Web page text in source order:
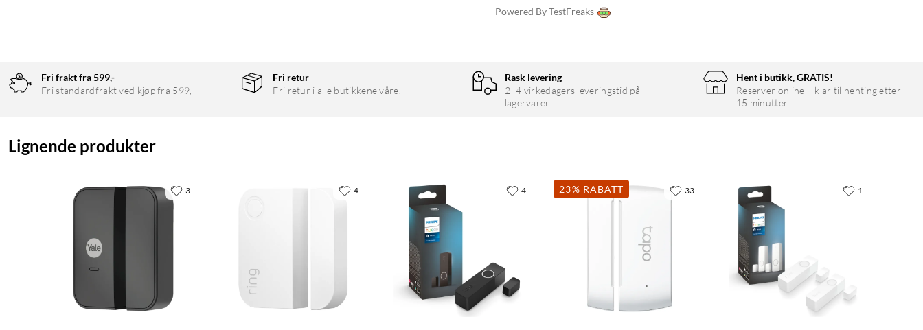
Powered By TestFreaks
Fri frakt fra 599,-
Fri standardfrakt ved kjøp fra 599,-
Fri retur
Fri retur i alle butikkene våre.
Rask levering
2–4 virkedagers leveringstid på
lagervarer
Hent i butikk, GRATIS!
Reserver online – klar til henting etter
15 minutter
Lignende produkter
3 4 4 23% RABATT 33 1